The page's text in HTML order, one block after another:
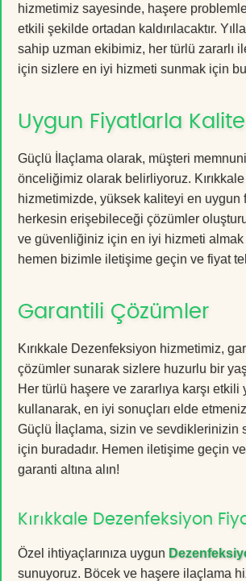
hizmetimiz sayesinde, haşere
etkili şekilde ortadan kaldırılacaktır.
sahip uzman ekibimiz, her türlü zararlı
için sizlere en iyi hizmeti sunmak için
Uygun Fiyatlarla
Güçlü İlaçlama olarak, müşteri
önceliğimiz olarak belirliyoruz.
hizmetimizde, yüksek kaliteyi en uygun
herkesin erişebileceği çözümler
ve güvenliğiniz için en iyi hizmeti almak
hemen bizimle iletişime geçin ve fiyat
Garantili Çözümler
Kırıkkale Dezenfeksiyon hizmetimiz,
çözümler sunarak sizlere huzurlu bir
Her türlü haşere ve zararlıya karşı etkili
kullanarak, en iyi sonuçları elde
Güçlü İlaçlama, sizin ve sevdiklerinizin
için buradadır. Hemen iletişime geçin
garanti altına alın!
Kırıkkale Dezenfeksiyon
Özel ihtiyaçlarınıza uygun
sunuyoruz. Böcek ve haşere ilaçlama